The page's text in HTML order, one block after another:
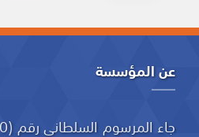
عن المؤسسة